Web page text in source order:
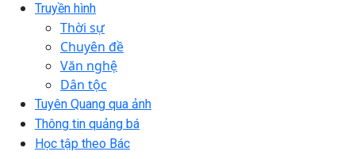
Truyền hình
Thời sự
Chuyên đề
Văn nghệ
Dân tộc
Tuyên Quang qua ảnh
Thông tin quảng bá
Học tập theo Bác